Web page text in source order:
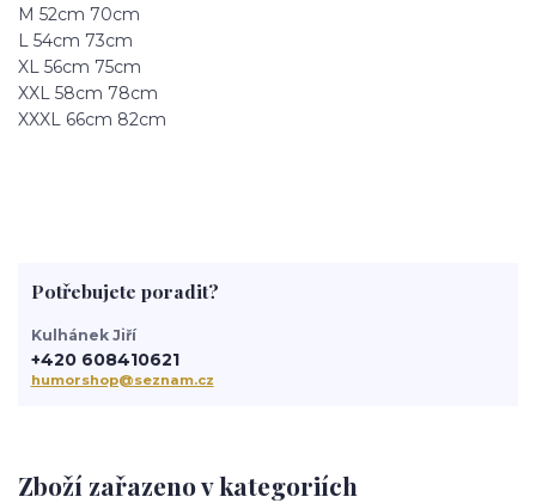
M 52cm 70cm
L 54cm 73cm
XL 56cm 75cm
XXL 58cm 78cm
XXXL 66cm 82cm
Zboží zařazeno v kategoriích
Potřebujete poradit?
Kulhánek Jiří
+420 608410621
humorshop@seznam.cz